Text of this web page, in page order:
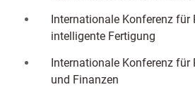
Internationale Konferenz für
intelligente Fertigung
Internationale Konferenz für
und Finanzen